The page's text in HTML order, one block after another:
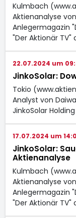
Kulmbach
Aktienanalyse
Anlegermagazin
"Der Aktionär TV"
22.07.2024 um
JinkoSolar:
Tokio
Analyst von
JinkoSolar
17.07.2024 um
JinkoSolar:
Aktienanalyse
Kulmbach
Aktienanalyse
Anlegermagazin
"Der Aktionär TV"